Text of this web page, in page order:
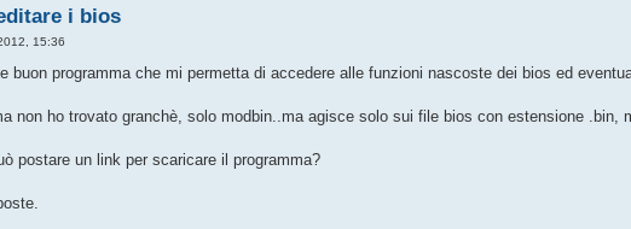
i bios
15:36
buon programma che mi permetta di accedere alle funzioni nascoste dei bios ed
non ho trovato granchè, solo modbin..ma agisce solo sui file bios con estensione .bin,
postare un link per scaricare il programma?